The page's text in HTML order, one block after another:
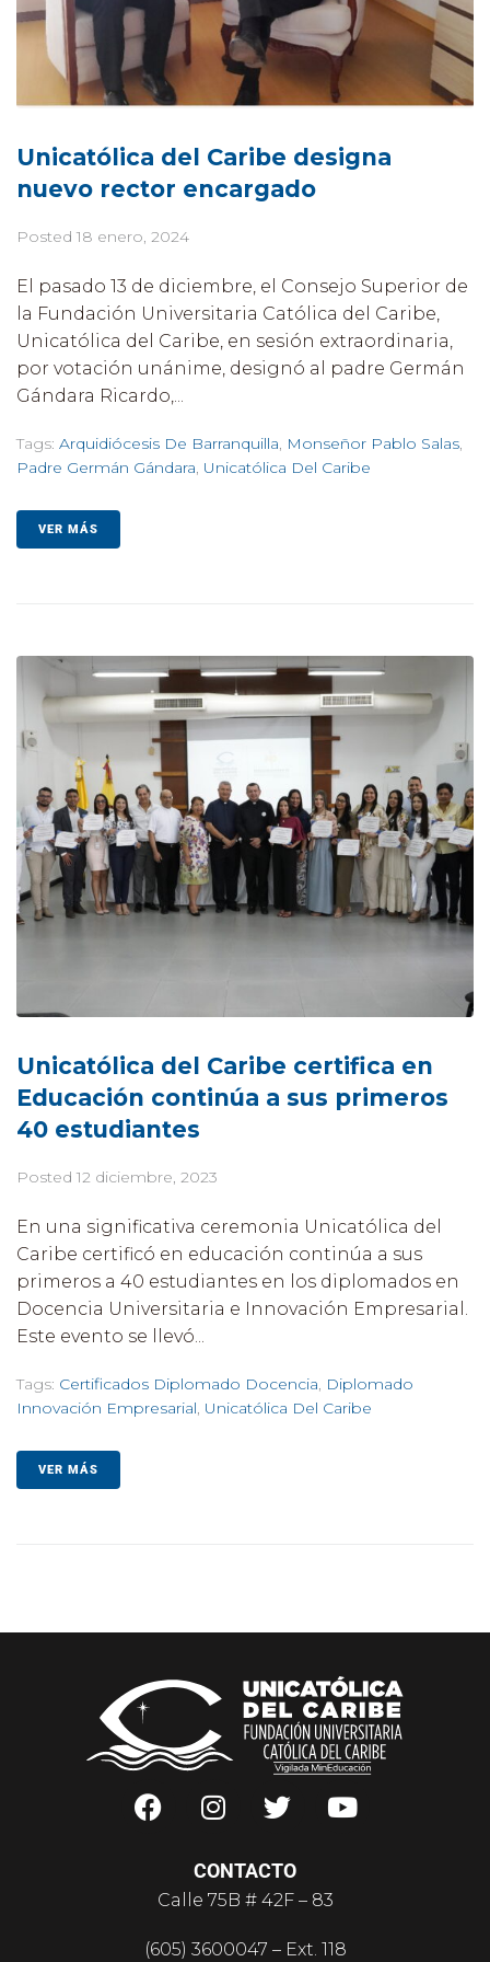
Unicatólica del Caribe designa
nuevo rector encargado
Posted 18 enero, 2024
El pasado 13 de diciembre, el Consejo Superior de
la Fundación Universitaria Católica del Caribe,
Unicatólica del Caribe, en sesión extraordinaria,
por votación unánime, designó al padre Germán
Gándara Ricardo,...
Tags: Arquidiócesis De Barranquilla, Monseñor Pablo Salas,
Padre Germán Gándara, Unicatólica Del Caribe
VER MÁS
Unicatólica del Caribe certifica en
Educación continúa a sus primeros
40 estudiantes
Posted 12 diciembre, 2023
En una significativa ceremonia Unicatólica del
Caribe certificó en educación continúa a sus
primeros a 40 estudiantes en los diplomados en
Docencia Universitaria e Innovación Empresarial.
Este evento se llevó...
Tags: Certificados Diplomado Docencia, Diplomado
Innovación Empresarial, Unicatólica Del Caribe
VER MÁS
CONTACTO
Calle 75B # 42F – 83
(605) 3600047 – Ext. 118